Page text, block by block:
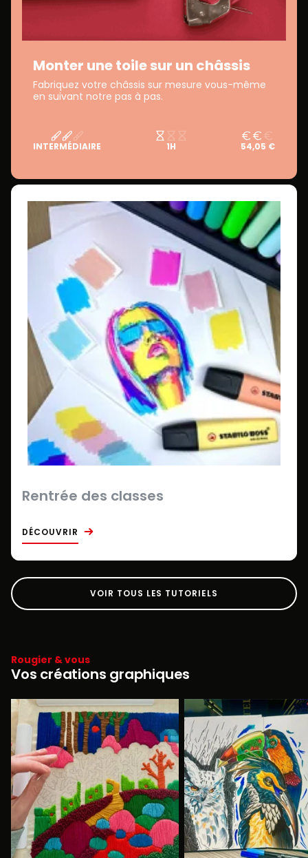
Monter une toile sur un châssis
Fabriquez votre châssis sur mesure vous-même
en suivant notre pas à pas.
INTERMÉDIAIRE 1H 54,05 €
Rentrée des classes
DÉCOUVRIR
VOIR TOUS LES TUTORIELS
Rougier & vous
Vos créations graphiques